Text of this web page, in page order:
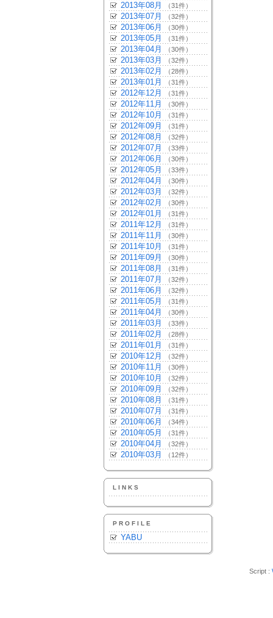
2013年08月 （31件）
2013年07月 （32件）
2013年06月 （30件）
2013年05月 （31件）
2013年04月 （30件）
2013年03月 （32件）
2013年02月 （28件）
2013年01月 （31件）
2012年12月 （31件）
2012年11月 （30件）
2012年10月 （31件）
2012年09月 （31件）
2012年08月 （32件）
2012年07月 （33件）
2012年06月 （30件）
2012年05月 （33件）
2012年04月 （30件）
2012年03月 （32件）
2012年02月 （30件）
2012年01月 （31件）
2011年12月 （31件）
2011年11月 （30件）
2011年10月 （31件）
2011年09月 （30件）
2011年08月 （31件）
2011年07月 （32件）
2011年06月 （32件）
2011年05月 （31件）
2011年04月 （30件）
2011年03月 （33件）
2011年02月 （28件）
2011年01月 （31件）
2010年12月 （32件）
2010年11月 （30件）
2010年10月 （32件）
2010年09月 （32件）
2010年08月 （31件）
2010年07月 （31件）
2010年06月 （34件）
2010年05月 （31件）
2010年04月 （32件）
2010年03月 （12件）
LINKS
PROFILE
YABU
Script :